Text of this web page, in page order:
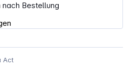
Bestellung
Act